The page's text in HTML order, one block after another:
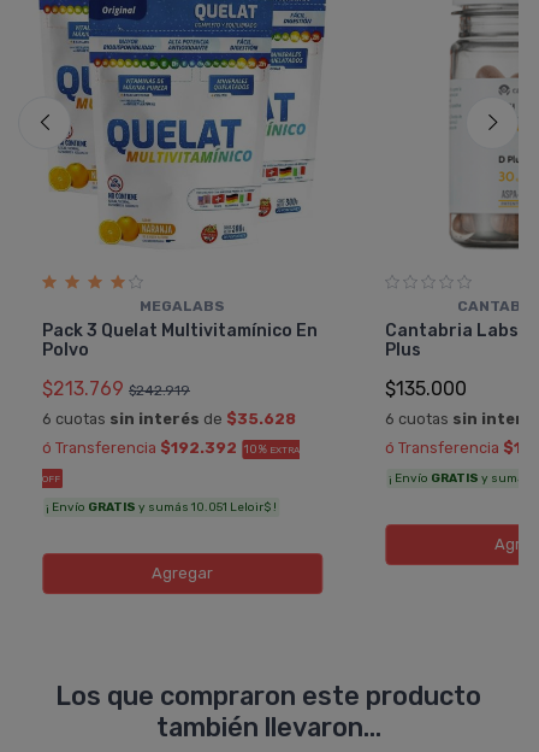
MEGALABS
Pack 3 Quelat Multivitamínico En
Polvo
$213.769 $242.919
6 cuotas sin interés de $35.628
ó Transferencia $192.392 10% EXTRA
OFF
¡ Envío GRATIS y sumás 10.051 Leloir$ !
Agregar
Cantabria Labs
Plus
$135.000
6 cuotas sin
ó Transferencia
¡ Envío GRATIS y sumás
Los que compraron este producto
también llevaron...